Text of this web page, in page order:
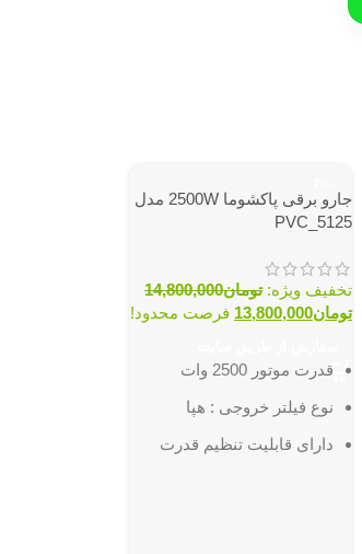
جارو برقی پاکشوما 2500W مدل
PVC_5125
تخفیف ویژه:تومان14,800,000
تومان13,800,000 فرصت محدود!
قدرت موتور 2500 وات
نوع فیلتر خروجی : هپا
دارای قابلیت تنظیم قدرت